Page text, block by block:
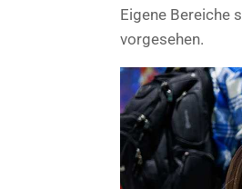
Eigene Bereiche
vorgesehen.